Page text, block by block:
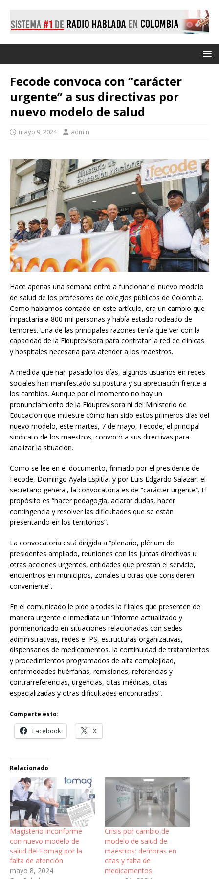
Fecode convoca con “carácter
urgente” a sus directivas por
nuevo modelo de salud
mayo 9, 2024 admin
Hace apenas una semana entró a funcionar el nuevo modelo
de salud de los profesores de colegios públicos de Colombia.
Como habíamos contado en este artículo, era un cambio que
impactaría a 800 mil personas y había estado rodeado de
temores. Una de las principales razones tenía que ver con la
capacidad de la Fiduprevisora para contratar la red de clínicas
y hospitales necesaria para atender a los maestros.
A medida que han pasado los días, algunos usuarios en redes
sociales han manifestado su postura y su apreciación frente a
los cambios. Aunque por el momento no hay un
pronunciamiento de la Fiduprevisora ni del Ministerio de
Educación que muestre cómo han sido estos primeros días del
nuevo modelo, este martes, 7 de mayo, Fecode, el principal
sindicato de los maestros, convocó a sus directivas para
analizar la situación.
Como se lee en el documento, firmado por el presidente de
Fecode, Domingo Ayala Espitia, y por Luis Edgardo Salazar, el
secretario general, la convocatoria es de “carácter urgente”. El
propósito es “hacer pedagogía, aclarar dudas, hacer
contingencia y resolver las dificultades que se están
presentando en los territorios”.
La convocatoria está dirigida a “plenario, plénum de
presidentes ampliado, reuniones con las juntas directivas u
otras acciones urgentes, entidades que prestan el servicio,
encuentros en municipios, zonales u otras que consideren
conveniente”.
En el comunicado le pide a todas la filiales que presenten de
manera urgente e inmediata un “informe actualizado y
pormenorizado en situaciones relacionadas con sedes
administrativas, redes e IPS, estructuras organizativas,
dispensarios de medicamentos, la continuidad de tratamientos
y procedimientos programados de alta complejidad,
enfermedades huérfanas, remisiones, referencias y
contrarreferencias, urgencias, citas médicas, citas
especializadas y otras dificultades encontradas”.
Comparte esto:
Facebook X
Relacionado
Magisterio inconforme
con nuevo modelo de
salud del Fomag por la
falta de atención
mayo 8, 2024
Crisis por cambio de
modelo de salud de
maestros: demoras en
citas y falta de
medicamentos